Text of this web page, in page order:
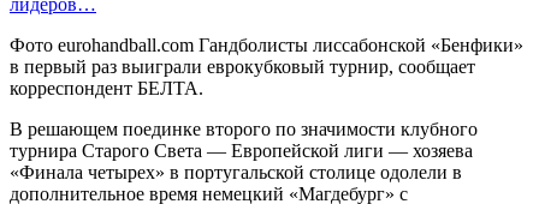
Фото eurohandball.com Гандболисты лиссабонской «Бенфики»
в первый раз выиграли еврокубковый турнир, сообщает
корреспондент БЕЛТА.
В решающем поединке второго по значимости клубного
турнира Старого Света — Европейской лиги — хозяева
«Финала четырех» в португальской столице одолели в
дополнительное время немецкий «Магдебург» с